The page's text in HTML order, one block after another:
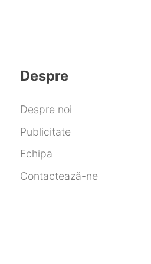
Despre
Despre noi
Publicitate
Echipa
Contactează-ne